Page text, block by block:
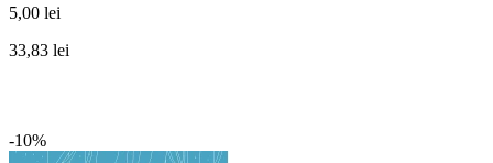
5,00 lei
33,83 lei
-10%